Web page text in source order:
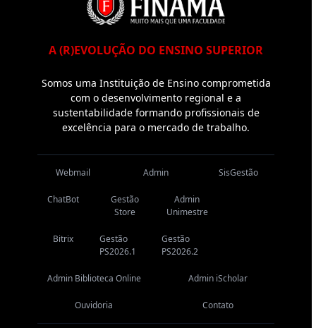
A (R)EVOLUÇÃO DO ENSINO SUPERIOR
Somos uma Instituição de Ensino comprometida
com o desenvolvimento regional e a
sustentabilidade formando profissionais de
excelência para o mercado de trabalho.
Webmail Admin SisGestão
ChatBot
Gestão
Store
Admin
Unimestre
Bitrix
Gestão
PS2026.1
Gestão
PS2026.2
Admin Biblioteca Online Admin iScholar
Ouvidoria Contato